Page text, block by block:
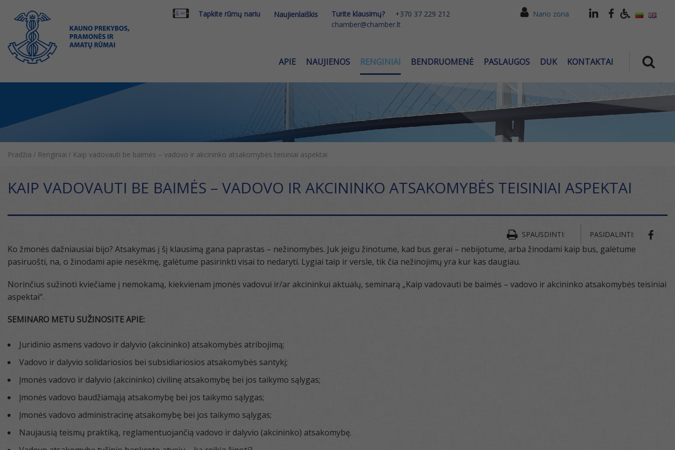
Tapkite rūmų nariu Naujienlaiškis Turite klausimų?
+370 37 229 212
chamber@chamber.lt
Nario zona
APIE NAUJIENOS RENGINIAI BENDRUOMENĖ PASLAUGOS DUK KONTAKTAI
Pradžia / Renginiai / Kaip vadovauti be baimės – vadovo ir akcininko atsakomybės teisiniai aspektai
KAIP VADOVAUTI BE BAIMĖS – VADOVO IR AKCININKO ATSAKOMYBĖS TEISINIAI ASPEKTAI
SPAUSDINTI: PASIDALINTI:
Ko žmonės dažniausiai bijo? Atsakymas į šį klausimą gana paprastas – nežinomybės. Juk jeigu žinotume, kad bus gerai – nebijotume, arba žinodami kaip bus, galėtume
pasiruošti, na, o žinodami apie nesėkmę, galėtume pasirinkti visai to nedaryti. Lygiai taip ir versle, tik čia nežinojimų yra kur kas daugiau.
Norinčius sužinoti kviečiame į nemokamą, kiekvienam įmonės vadovui ir/ar akcininkui aktualų, seminarą „Kaip vadovauti be baimės – vadovo ir akcininko atsakomybės teisiniai
aspektai“.
SEMINARO METU SUŽINOSITE APIE:
Juridinio asmens vadovo ir dalyvio (akcininko) atsakomybės atribojimą;
Vadovo ir dalyvio solidariosios bei subsidiariosios atsakomybės santykį;
Įmonės vadovo ir dalyvio (akcininko) civilinę atsakomybę bei jos taikymo sąlygas;
Įmonės vadovo baudžiamąją atsakomybę bei jos taikymo sąlygas;
Įmonės vadovo administracinę atsakomybę bei jos taikymo sąlygas;
Naujausią teismų praktiką, reglamentuojančią vadovo ir dalyvio (akcininko) atsakomybę.